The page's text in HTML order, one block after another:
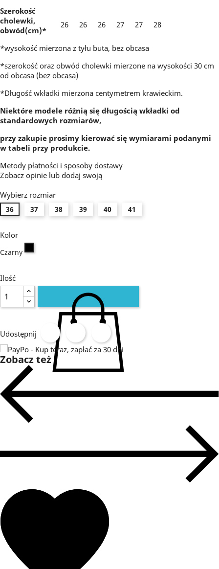
Szerokość
cholewki,
obwód(cm)*
26 26 26 27 27 28
*wysokość mierzona z tyłu buta, bez obcasa
*szerokość oraz obwód cholewki mierzone na wysokości 30 cm
od obcasa (bez obcasa)
*Długość wkładki mierzona centymetrem krawieckim.
Niektóre modele różnią się długością wkładki od
standardowych rozmiarów,
przy zakupie prosimy kierować się wymiarami podanymi
w tabeli przy produkcie.
Metody płatności i sposoby dostawy
Zobacz opinie lub dodaj swoją
Wybierz rozmiar
36 37 38 39 40 41
Kolor
Czarny
Ilość
Udostępnij
Zobacz też